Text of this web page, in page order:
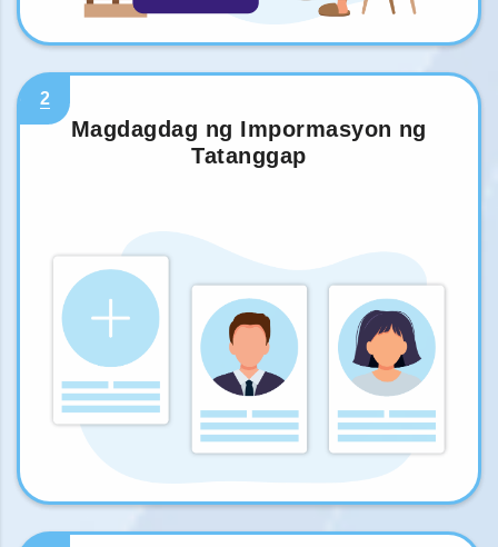
2
Magdagdag ng Impormasyon ng
Tatanggap